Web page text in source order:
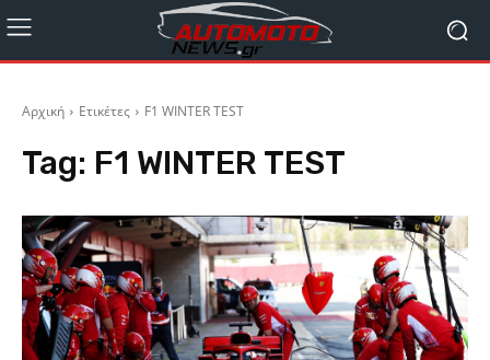
Αρχική Ετικέτες F1 WINTER TEST
Tag: F1 WINTER TEST